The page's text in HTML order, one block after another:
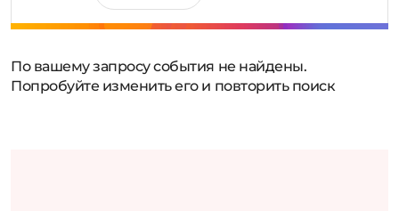
По вашему запросу события не найдены.
Попробуйте изменить его и повторить поиск